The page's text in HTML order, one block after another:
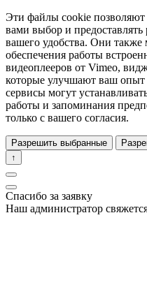
Эти файлы cookie позволяют
вами выбор и
вашего удобства. Они также
обеспечения работы
видеоплееров от Vimeo,
которые улучшают ваш опыт
сервисы могут
работы и запоминания
только с вашего согласия.
Разрешить выбранные
↑
Спасибо за заявку
Наш администратор